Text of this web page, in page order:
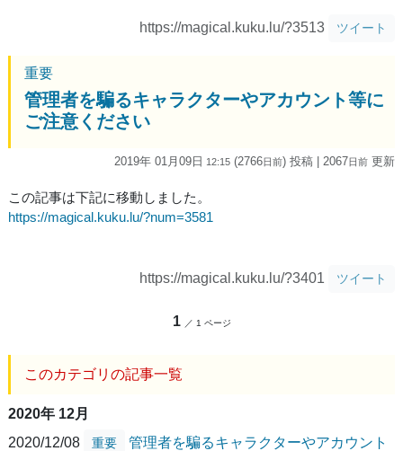
https://magical.kuku.lu/?3513 ツイート
重要
管理者を騙るキャラクターやアカウント等に
ご注意ください
2019年 01月09日 12:15 (2766日前) 投稿 | 2067日前 更新
この記事は下記に移動しました。
https://magical.kuku.lu/?num=3581
https://magical.kuku.lu/?3401 ツイート
1 ／ 1 ページ
このカテゴリの記事一覧
2020年 12月
2020/12/08
重要
管理者を騙るキャラクターやアカウント